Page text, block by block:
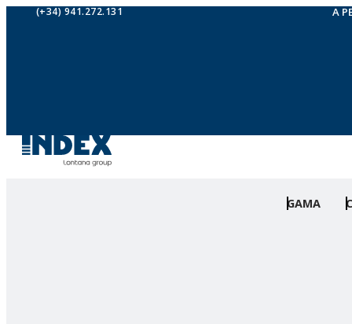
(+34) 941.272.131 A
GAMA